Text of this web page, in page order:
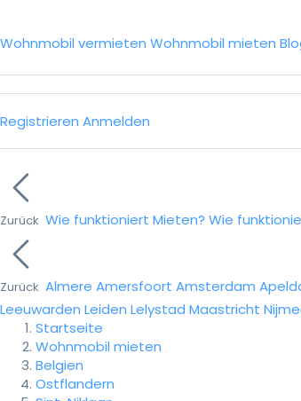
Wohnmobil vermieten Wohnmobil mieten
Registrieren Anmelden
Zurück Wie funktioniert Mieten? Wie
Zurück Almere Amersfoort Amsterdam
Leeuwarden Leiden Lelystad Maastricht
Startseite
Wohnmobil mieten
Belgien
Ostflandern